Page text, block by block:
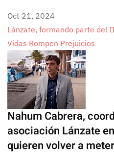
Oct 21, 2024
Lánzate, formando parte del
Vidas Rompen Prejuicios
Nahum Cabrera,
asociación Lánzate
quieren volver a